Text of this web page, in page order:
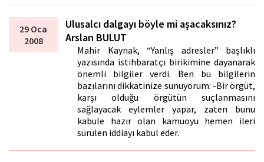
29 Oca
2008
Ulusalcı dalgayı böyle mi aşacaksınız?
Arslan BULUT
Mahir Kaynak, “Yanlış adresler” başlıklı
yazısında istihbaratçı birikimine dayanarak
önemli bilgiler verdi. Ben bu bilgilerin
bazılarını dikkatinize sunuyorum: -Bir örgüt,
karşı olduğu örgütün suçlanmasını
sağlayacak eylemler yapar, zaten bunu
kabule hazır olan kamuoyu hemen ileri
sürülen iddiayı kabul eder.